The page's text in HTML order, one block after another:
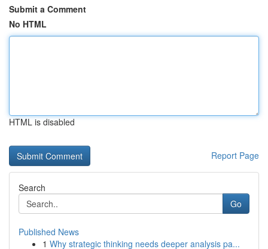
Submit a Comment
No HTML
HTML is disabled
Report Page
Search
Go
Published News
1 Why strategic thinking needs deeper analysis pa...